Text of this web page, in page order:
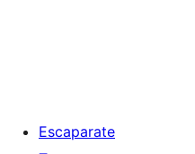
Escaparate